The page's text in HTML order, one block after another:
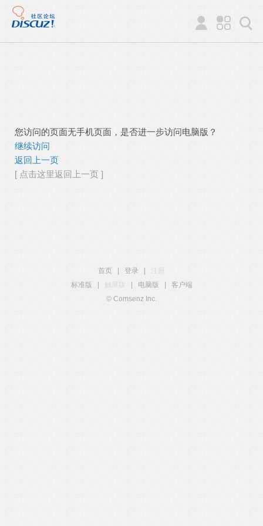
您访问的页面无手机页面，是否进一步访问电脑版？
继续访问
返回上一页
[ 点击这里返回上一页 ]
首页 登录
注册
标准版
触屏版 电脑版
客户端
© Comsenz Inc.